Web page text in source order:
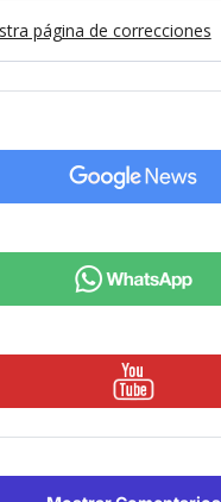
página de correcciones